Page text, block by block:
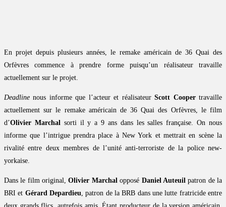
En projet depuis plusieurs années, le remake américain de 36 Quai des
Orfèvres commence à prendre forme puisqu’un réalisateur travaille
actuellement sur le projet.
Deadline nous informe que l’acteur et réalisateurScott Coopertravaille
actuellement sur le remake américain de 36 Quai des Orfèvres, le film
d’Olivier Marchalsorti il y a 9 ans dans les salles française. On nous
informe que l’intrigue prendra place à New York et mettrait en scène la
rivalité entre deux membres de l’unité anti-terroriste de la police new-
yorkaise.
Dans le film original,Olivier Marchalopposé Daniel Auteuilpatron de la
BRI et Gérard Depardieu, patron de la BRB dans une lutte fratricide entre